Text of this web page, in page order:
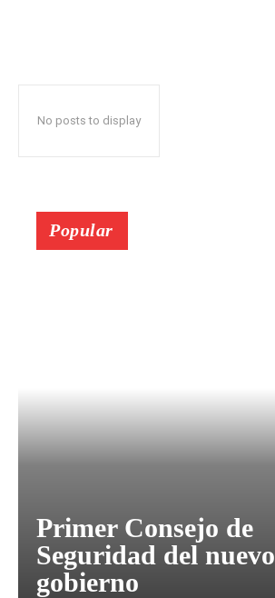
No posts to display
Popular
Primer Consejo de
Seguridad del nuevo
gobierno